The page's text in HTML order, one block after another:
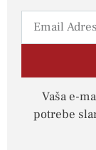
Vaša e-
potrebe